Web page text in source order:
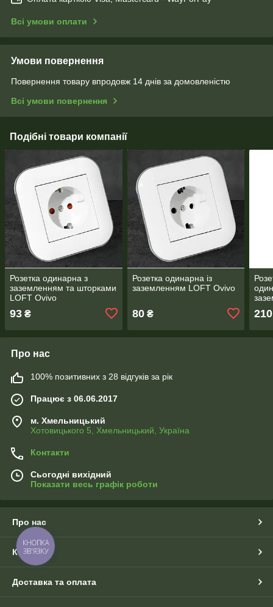
Всі умови оплати
Умови повернення
Повернення товару впродовж 14 днів за домовленістю
Всі умови повернення
Подібні товари компанії
Розетка одинарна з
заземленням та шторками
LOFT Ovivo
93 ₴
Розетка одинарна із
заземленням LOFT Ovivo
80₴ 210
Про нас
100% позитивних з 28 відгуків за рік
Працює з 06.06.2017
м. Хмельницький
Хотовицького 5, Хмельницький, Україна
Контакти
Сьогодні вихідний
Показати весь графік роботи
Про нас
Контакти
Доставка та оплата
КНОПКА
ЗВ'ЯЗКУ